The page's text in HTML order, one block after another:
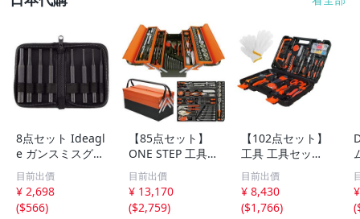
8点セット Ideagl
e ガンスミスグリ
ップロールピンポ
ンチツールセット
ピンポンチセット
木工機械の修理お
目前出價
¥ 2,698
($566)
【85点セット】
ONE STEP 工具
ツールセット ガ
レージツール 鉄
製ケース 整備工
具セット ホーム
目前出價
¥ 13,170
($2,759)
【102点セット】
工具 工具セット
軍手付き ホーム
ツール 【JAPAN
BRAND】y
目前出價
¥ 8,430
($1,766)
(